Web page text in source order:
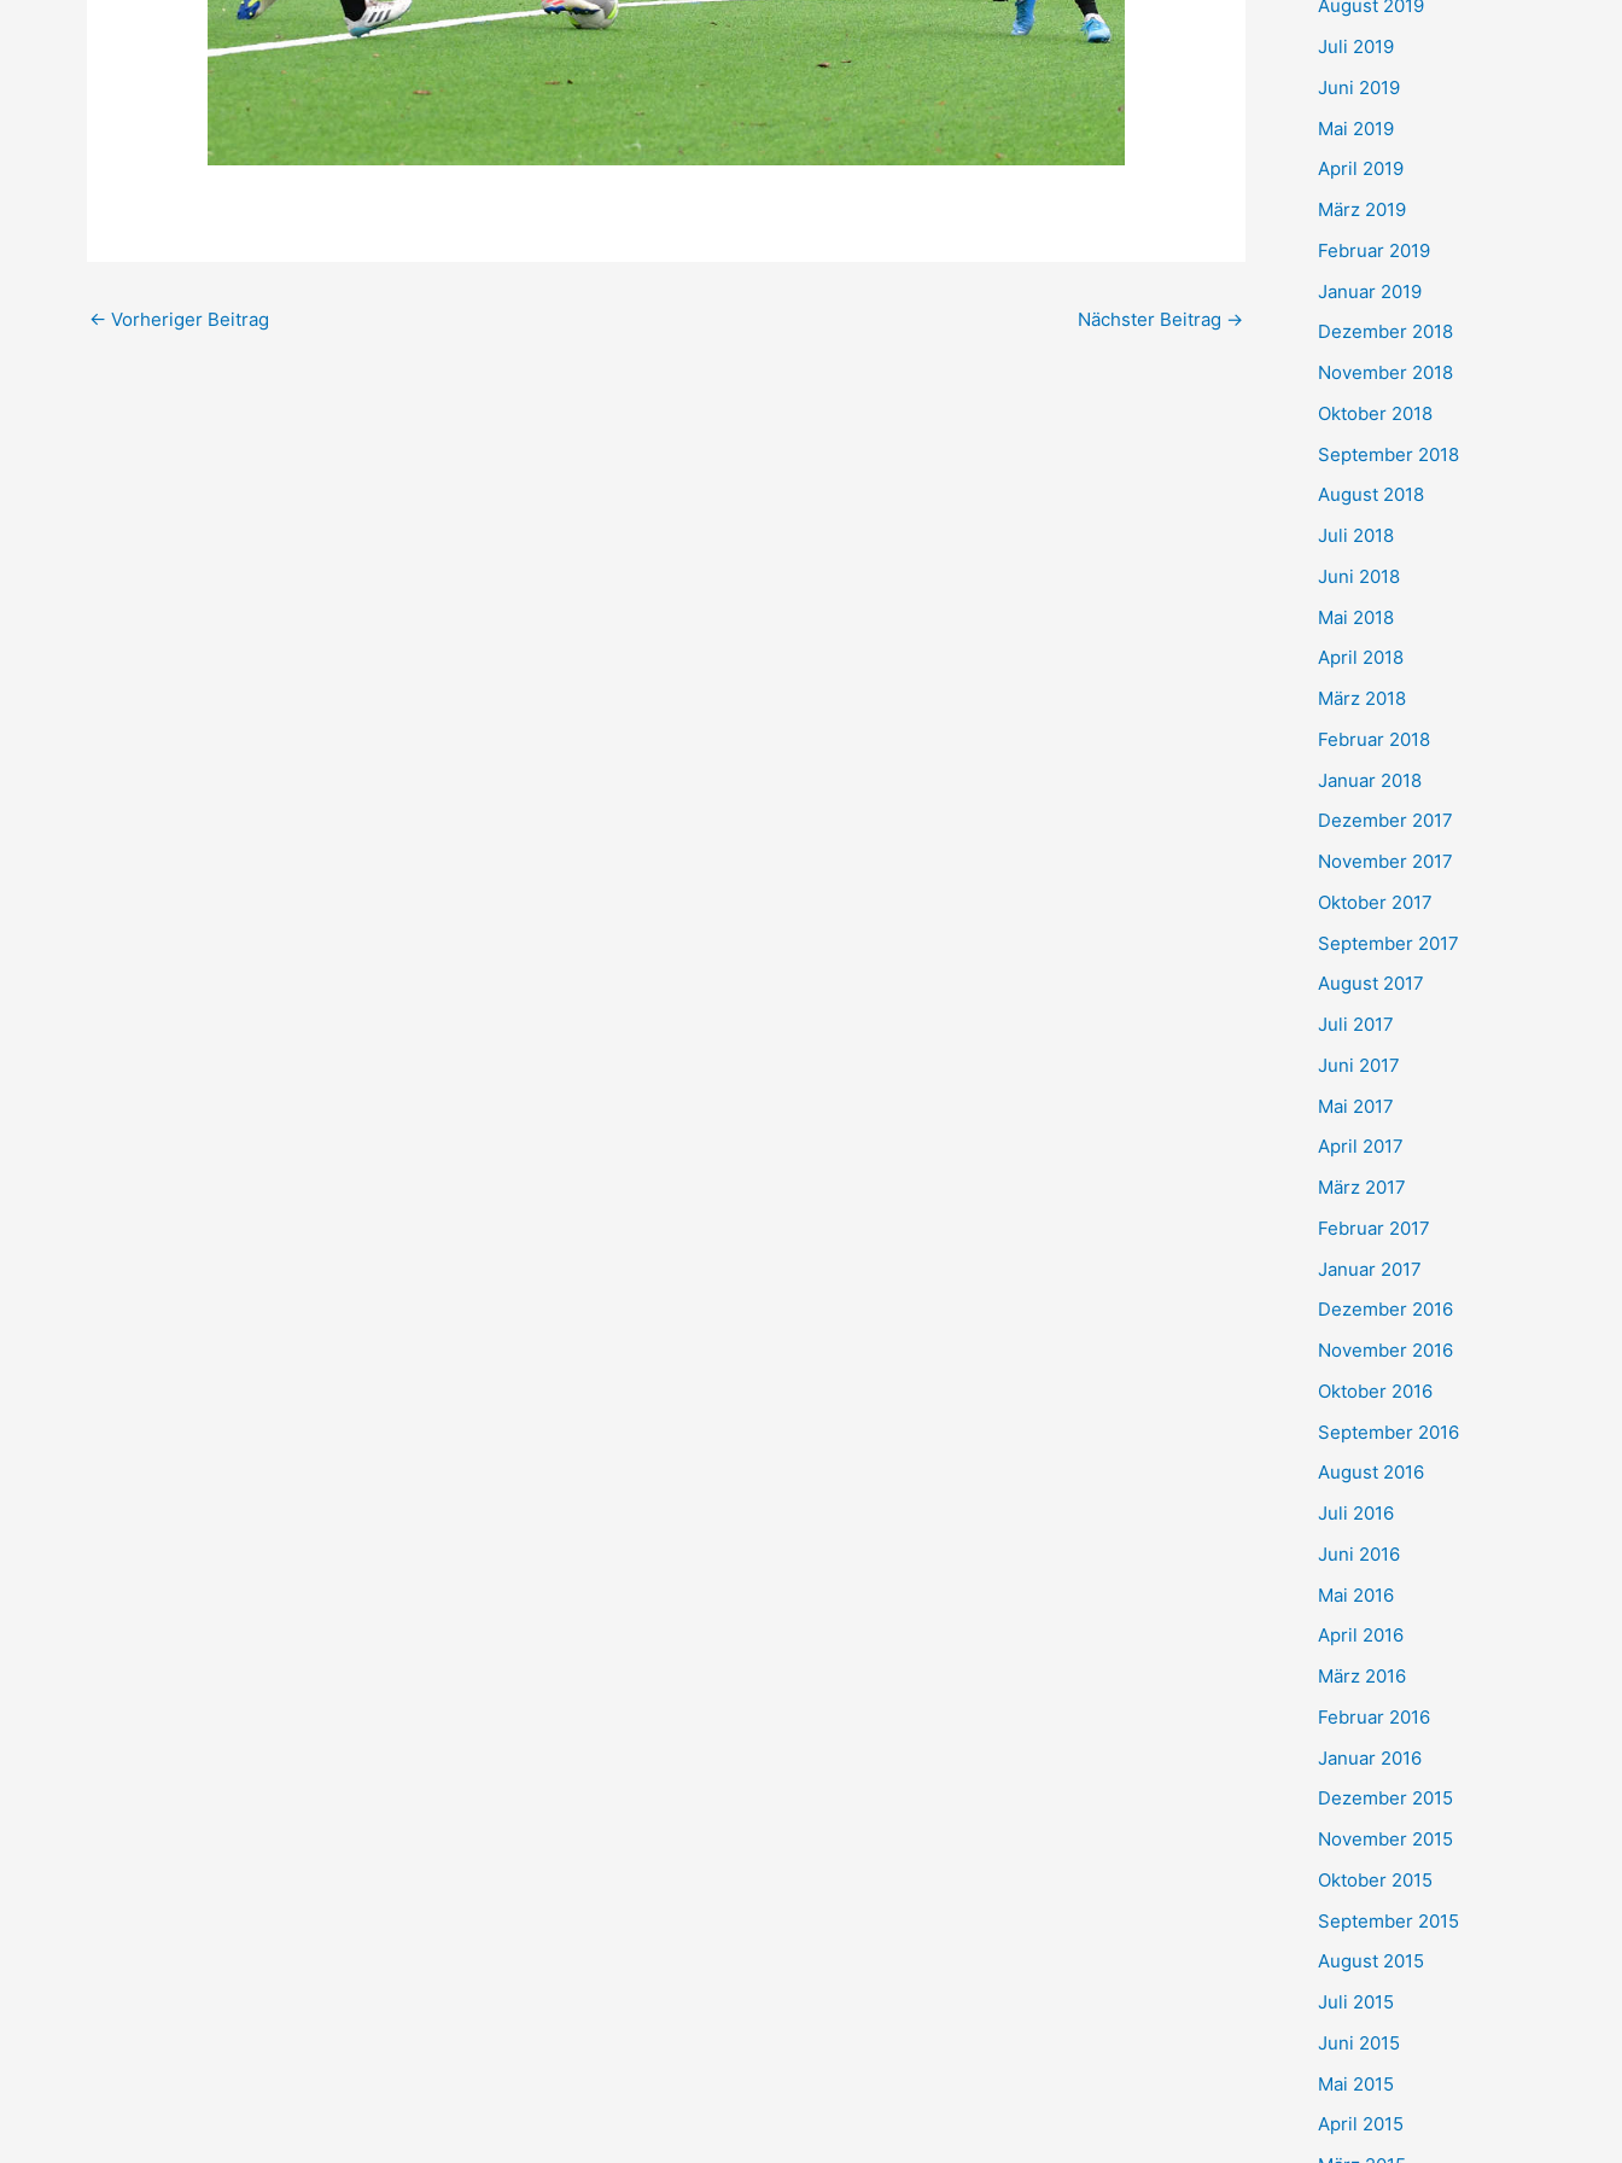
← Vorheriger Beitrag Nächster Beitrag →
August 2019
Juli 2019
Juni 2019
Mai 2019
April 2019
März 2019
Februar 2019
Januar 2019
Dezember 2018
November 2018
Oktober 2018
September 2018
August 2018
Juli 2018
Juni 2018
Mai 2018
April 2018
März 2018
Februar 2018
Januar 2018
Dezember 2017
November 2017
Oktober 2017
September 2017
August 2017
Juli 2017
Juni 2017
Mai 2017
April 2017
März 2017
Februar 2017
Januar 2017
Dezember 2016
November 2016
Oktober 2016
September 2016
August 2016
Juli 2016
Juni 2016
Mai 2016
April 2016
März 2016
Februar 2016
Januar 2016
Dezember 2015
November 2015
Oktober 2015
September 2015
August 2015
Juli 2015
Juni 2015
Mai 2015
April 2015